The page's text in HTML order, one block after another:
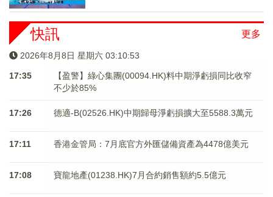
更多
快訊
2026年8月8日 星期六 03:10:53
17:35
【盈警】綠心集團(00094.HK)料中期淨虧損同比收窄
不少於85%
17:26 德適-B(02526.HK)中期歸母淨虧損擴大至5588.3萬元
17:11 香港金管局：7月底官方外匯儲備資產為4478億美元
17:08 寶龍地產(01238.HK)7月合約銷售額約5.5億元